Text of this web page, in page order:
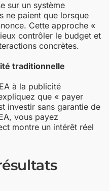
sur un système
ne paient que lorsque
Cette approche «
contrôler le budget et
concrètes.
traditionnelle
à la publicité
que « payer
investir sans garantie de
vous payez
montre un intérêt réel